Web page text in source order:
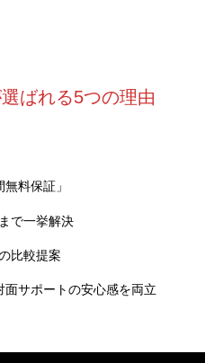
ばれる5つの理由
料保証」
で一挙解決
比較提案
サポートの安心感を両立